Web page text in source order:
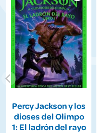
Percy Jackson y los
dioses del Olimpo
1: El ladrón del rayo